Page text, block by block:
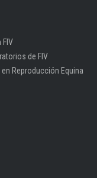
de FIV
Reproducción Equina